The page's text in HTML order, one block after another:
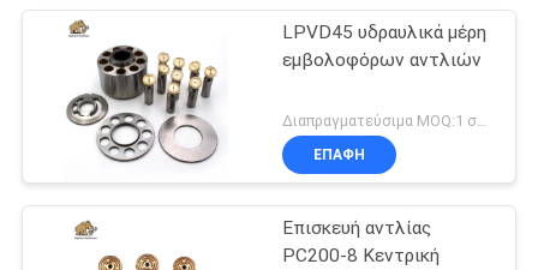
LPVD45 υδραυλικά μέρη
εμβολοφόρων αντλιών
ΕΠΑΦΉ
Επισκευή αντλίας
PC200-8 Κεντρική